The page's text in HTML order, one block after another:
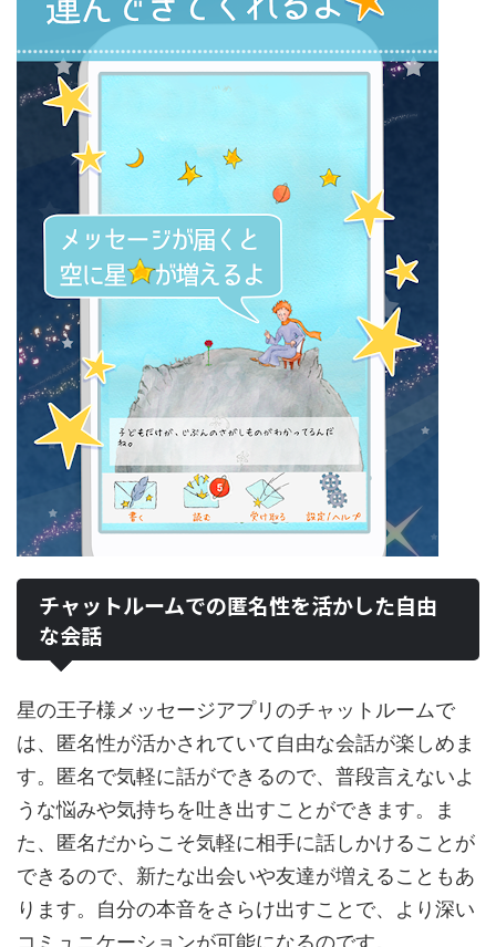
チャットルームでの匿名性を活かした自由
な会話
星の王子様メッセージアプリのチャットルームで
は、匿名性が活かされていて自由な会話が楽しめま
す。匿名で気軽に話ができるので、普段言えないよ
うな悩みや気持ちを吐き出すことができます。ま
た、匿名だからこそ気軽に相手に話しかけることが
できるので、新たな出会いや友達が増えることもあ
ります。自分の本音をさらけ出すことで、より深い
コミュニケーションが可能になるのです。